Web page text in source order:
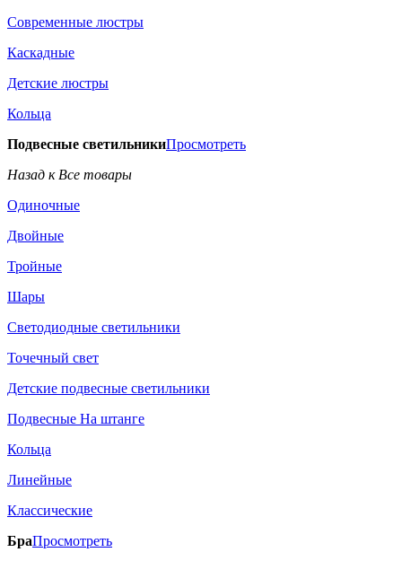
Современные люстры
Каскадные
Детские люстры
Кольца
Подвесные светильникиПросмотреть
Назад к Все товары
Одиночные
Двойные
Тройные
Шары
Светодиодные светильники
Точечный свет
Детские подвесные светильники
Подвесные На штанге
Кольца
Линейные
Классические
БраПросмотреть